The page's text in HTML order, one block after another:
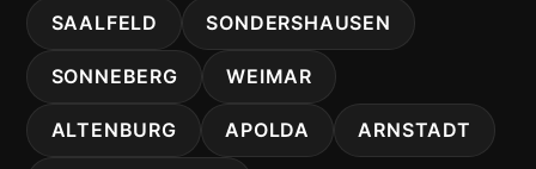
SAALFELD SONDERSHAUSEN
SONNEBERG WEIMAR
ALTENBURG APOLDA ARNSTADT